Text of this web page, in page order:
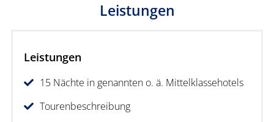
Leistungen
Leistungen
15 Nächte in genannten o. ä. Mittelklassehotels
Tourenbeschreibung